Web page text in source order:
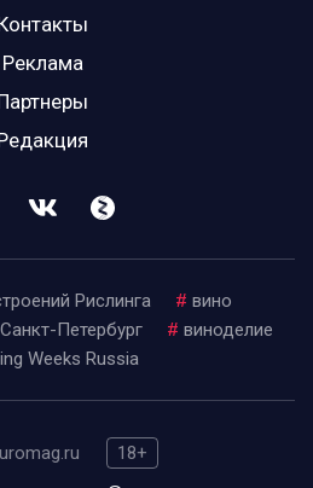
Реклама
Рислинга # вино
Санкт-Петербург # виноделие
Weeks Russia
18+